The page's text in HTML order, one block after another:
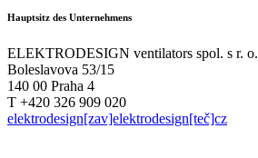
Hauptsitz des Unternehmens
ELEKTRODESIGN ventilators spol. s r. o.
Boleslavova 53/15
140 00 Praha 4
T +420 326 909 020
elektrodesign[zav]elektrodesign[teč]cz